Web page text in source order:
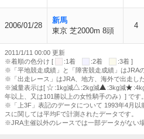
2006/01/28
新馬
東京 芝2000m 8頭
4
2011/1/11 00:00 更新
※着順の色分け [
:1着 :2着
:3着 ]
※「平地競走成績」と「障害競走成績」はJRA
※「出走レース」はJRA、地方、海外で出走し
※減量表示は[
:1kg減 :2kg減 :3kg減
年以上、又は101勝以上の女性騎手のみ）] です。
※「上3F」表記のデータについて 1993年4月以
スに関しては平均Fで計測されたデータです。
※JRA主催以外のレースでは一部データがない